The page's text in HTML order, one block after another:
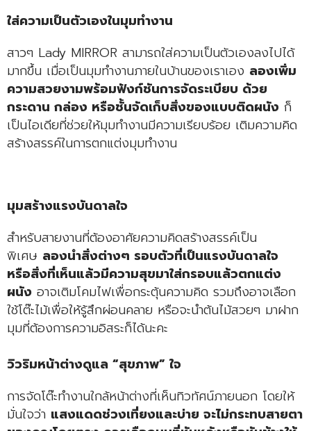
ใส่ความเป็นตัวเองในมุมทำงาน
สาวๆ Lady MIRROR สามารถใส่ความเป็นตัวเองลงไปได้
มากขึ้น เมื่อเป็นมุมทำงานภายในบ้านของเราเอง ลองเพิ่ม
ความสวยงามพร้อมฟังก์ชันการจัดระเบียบ ด้วย
กระดาน กล่อง หรือชั้นจัดเก็บสิ่งของแบบติดผนัง ก็
เป็นไอเดียที่ช่วยให้มุมทำงานมีความเรียบร้อย เติมความคิด
สร้างสรรค์ในการตกแต่งมุมทำงาน
มุมสร้างแรงบันดาลใจ
สำหรับสายงานที่ต้องอาศัยความคิดสร้างสรรค์เป็น
พิเศษ ลองนำสิ่งต่างๆ รอบตัวที่เป็นแรงบันดาลใจ
หรือสิ่งที่เห็นแล้วมีความสุขมาใส่กรอบแล้วตกแต่ง
ผนัง อาจเติมโคมไฟเพื่อกระตุ้นความคิด รวมถึงอาจเลือก
ใช้โต๊ะไม้เพื่อให้รู้สึกผ่อนคลาย หรือจะนำต้นไม้สวยๆ มาฝาก
มุมที่ต้องการความอิสระก็ได้นะคะ
วิวริมหน้าต่างดูแล “สุขภาพ” ใจ
การจัดโต๊ะทำงานใกล้หน้าต่างที่เห็นทิวทัศน์ภายนอก โดยให้
มั่นใจว่า แสงแดดช่วงเที่ยงและบ่าย จะไม่กระทบสายตา